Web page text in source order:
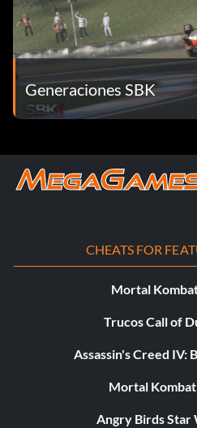
Generaciones SBK
CHEATS FOR
Mortal
Trucos Call of
Assassin's Creed IV:
Mortal
Angry Birds Star